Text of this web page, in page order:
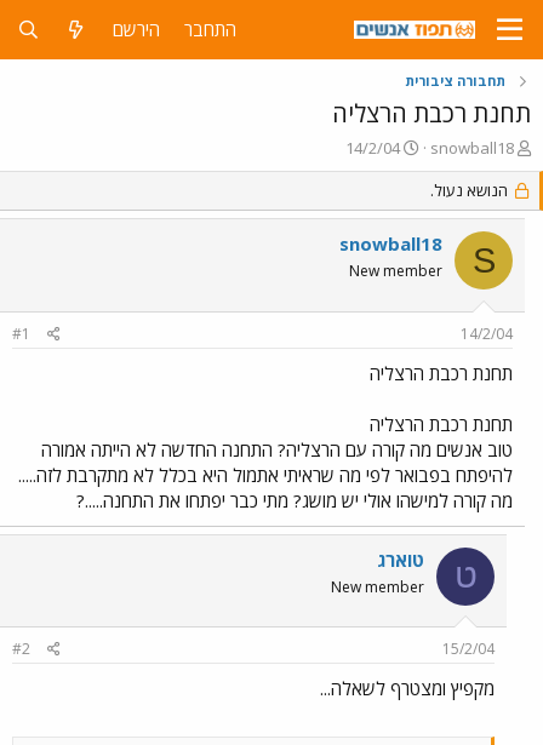
התחבר הירשם
תחבורה ציבורית
תחנת רכבת הרצליה
פ
ו
ת
ח
נ
snowball18
פ
ו
ס
ם
ב
ת
ך
14/2/04
הנושא נעול.
S
snowball18
New member
14/2/04
#1
תחנת רכבת הרצליה
תחנת רכבת הרצליה
טוב אנשים מה קורה עם הרצליה? התחנה החדשה לא הייתה אמורה
להיפתח בפבואר לפי מה שראיתי אתמול היא בכלל לא מתקרבת לזה.....
מה קורה למישהו אולי יש מושג? מתי כבר יפתחו את התחנה.....?
ט טוארג
New member
15/2/04
#2
מקפיץ ומצטרף לשאלה...